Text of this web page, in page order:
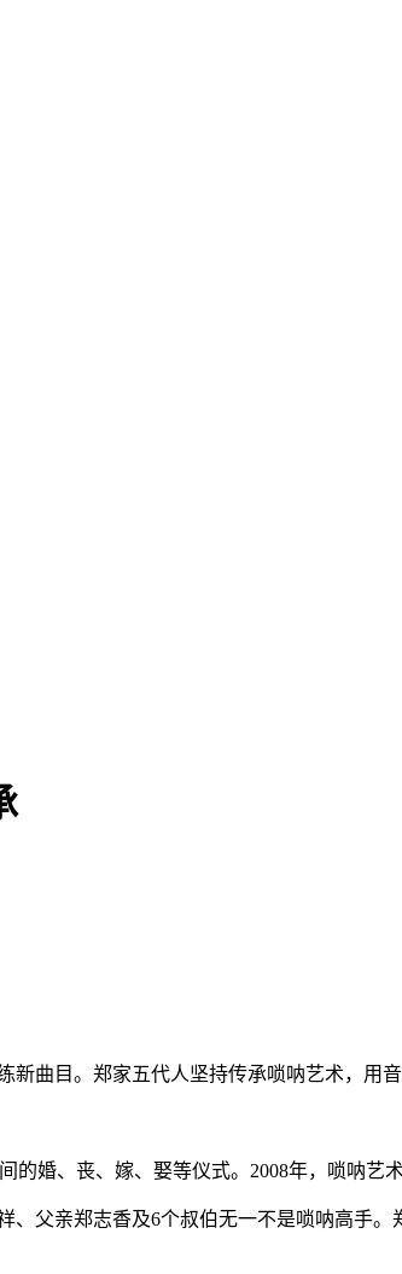
目。郑家五代人坚持传承唢呐艺术，用
、丧、嫁、娶等仪式。2008年，唢呐艺
亲郑志香及6个叔伯无一不是唢呐高手。